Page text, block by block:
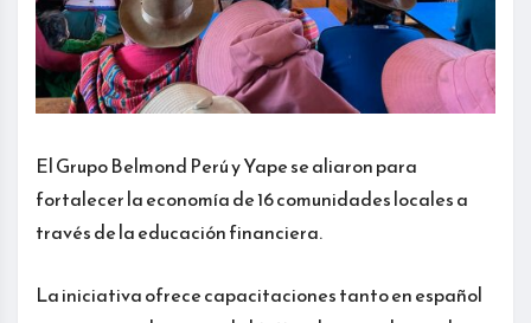
El Grupo Belmond Perú y Yape se aliaron para
fortalecer la economía de 16 comunidades locales a
través de la educación financiera.
La iniciativa ofrece capacitaciones tanto en español